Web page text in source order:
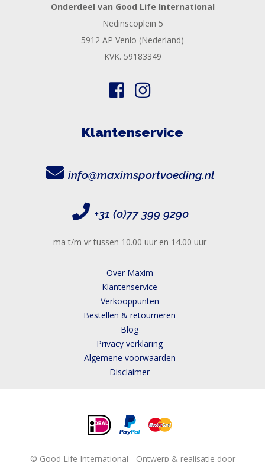
Onderdeel van Good Life International
Nedinscoplein 5
5912 AP Venlo (Nederland)
KVK. 59183349
Klantenservice
info@maximsportvoeding.nl
+31 (0)77 399 9290
ma t/m vr tussen 10.00 uur en 14.00 uur
Over Maxim
Klantenservice
Verkooppunten
Bestellen & retourneren
Blog
Privacy verklaring
Algemene voorwaarden
Disclaimer
© Good Life International - Ontwerp & realisatie door